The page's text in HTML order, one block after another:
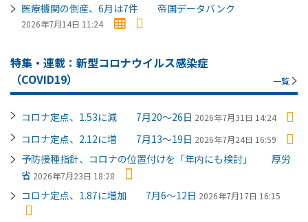
医療機関の倒産、6月は7件 帝国データバンク
2026年7月14日 11:24
特集・連載：新型コロナウイルス感染症
（COVID19）
一覧
コロナ定点、1.53に減 7月20～26日 2026年7月31日 14:24
コロナ定点、2.12に増 7月13～19日 2026年7月24日 16:59
予防接種指針、コロナの位置付けを「年内にも検討」 厚労
省 2026年7月23日 18:28
コロナ定点、1.87に増加 7月6～12日 2026年7月17日 16:15